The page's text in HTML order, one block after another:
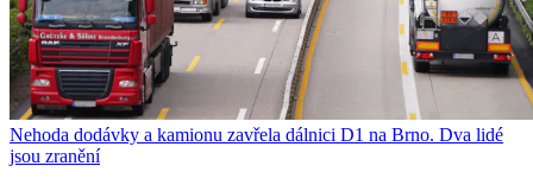
Nehoda dodávky a kamionu zavřela dálnici D1 na Brno. Dva lidé
jsou zranění